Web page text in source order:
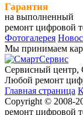
Гарантия
на выполненный
ремонт цифровой
Фотогалерея
Мы принимаем
Сервисный центр,
Любой ремонт
Главная страница
Copyright © 2008-
ремонт цифровой